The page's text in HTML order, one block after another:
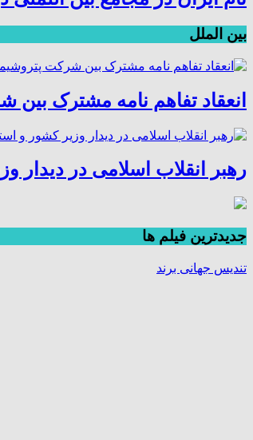
بین الملل
انعقاد تفاهم نامه مشترک
رهبر انقلاب اسلامی در دیدار
جديدترين فیلم ها
تندیس جهانی برند